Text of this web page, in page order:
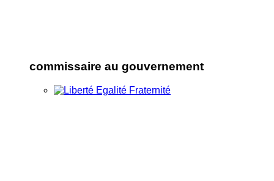
commissaire au gouvernement